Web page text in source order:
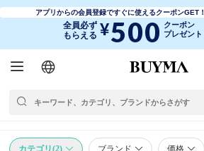
アプリからの会員登録ですぐに使えるクーポンGET！
全員必ず
もらえる ¥500 クーポン
プレゼント
日本語
English
简体中文
繁體中文
カテゴリ(2) ブランド 価格